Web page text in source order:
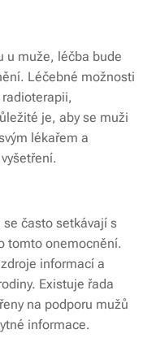
u muže, léčba bude
Léčebné možnosti
je, aby se muži
lékařem a
často setkávají s
tomto onemocnění.
informací a
Existuje řada
na podporu mužů
informace.